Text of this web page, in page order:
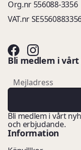
Org.nr 556088-3356
VAT.nr
Bli medlem i
email
Mejladress
Bli medlem i vårt
och erbjudande.
Information